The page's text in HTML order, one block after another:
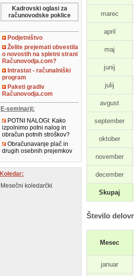
Kadrovski oglasi za
računovodske poklice
Podjetništvo
Želite prejemati obvestila
o novostih na spletni strani
Računovodja.com?
Intrastat - računalniški
program
Paketi gradiv
Računovodja.com
E-seminarji:
POTNI NALOGI: Kako
izpolnimo potni nalog in
obračun potnih stroškov?
Obračunavanje plač in
drugih osebnih prejemkov
Koledar:
Mesečni koledarčki
marec
april
maj
junij
julij
avgust
september
oktober
november
december
Skupaj
Število
Mesec
januar